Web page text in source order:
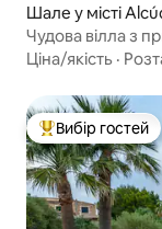
Шале у місті
Чудова вілла з
Ціна/якість ·
Топ вибір гостей
Вибір гостей